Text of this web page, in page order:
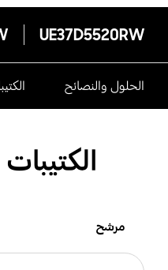
UE37D5520RW
الحلول والنصائح
مرشح